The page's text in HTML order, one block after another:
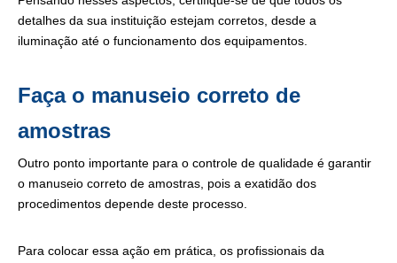
detalhes da sua instituição estejam corretos, desde a
iluminação até o funcionamento dos equipamentos.
Faça o manuseio correto de
amostras
Outro ponto importante para o controle de qualidade é garantir
o manuseio correto de amostras, pois a exatidão dos
procedimentos depende deste processo.
Para colocar essa ação em prática, os profissionais da